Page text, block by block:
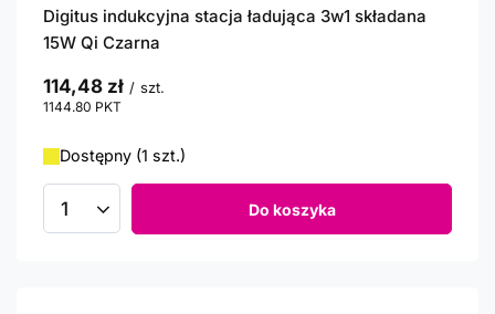
Digitus indukcyjna stacja ładująca 3w1 składana
15W Qi Czarna
114,48 zł / szt.
1144.80 PKT
Dostępny (1 szt.)
Ilość produktów Do koszyka